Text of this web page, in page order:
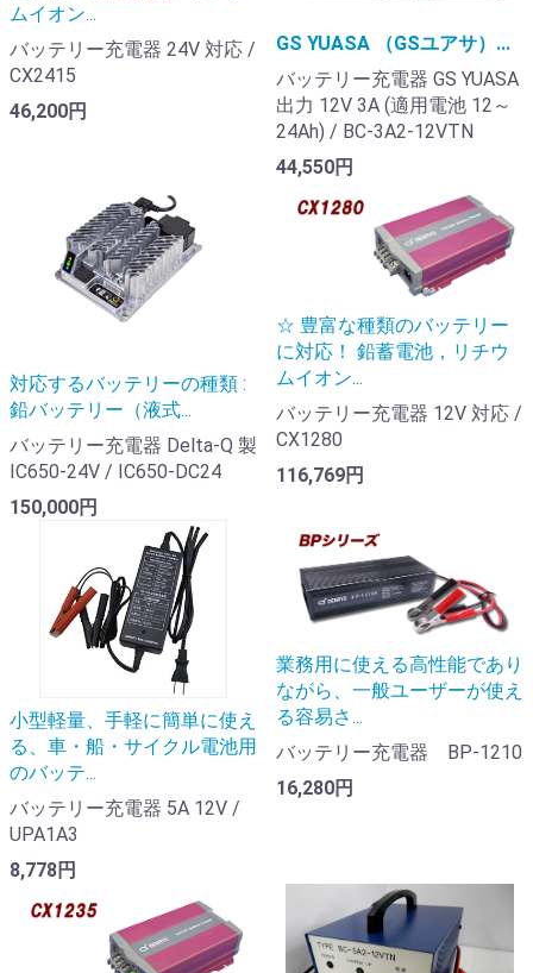
ムイオン...
バッテリー充電器 24V 対応 /
CX2415
46,200円
GS YUASA （GSユアサ）...
バッテリー充電器 GS YUASA
出力 12V 3A (適用電池 12～
24Ah) / BC-3A2-12VTN
44,550円
対応するバッテリーの種類 :
鉛バッテリー（液式...
バッテリー充電器 Delta-Q 製
IC650-24V / IC650-DC24
150,000円
☆ 豊富な種類のバッテリー
に対応！ 鉛蓄電池，リチウ
ムイオン...
バッテリー充電器 12V 対応 /
CX1280
116,769円
小型軽量、手軽に簡単に使え
る、車・船・サイクル電池用
のバッテ...
バッテリー充電器 5A 12V /
UPA1A3
8,778円
業務用に使える高性能であり
ながら、一般ユーザーが使え
る容易さ...
バッテリー充電器 BP-1210
16,280円